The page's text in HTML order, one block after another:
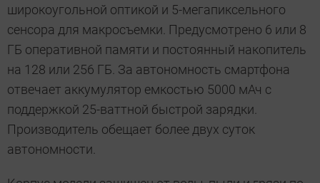
широкоугольной оптикой и 5-мегапиксельного
сенсора для макросъемки. Предусмотрено 6 или 8
ГБ оперативной памяти и постоянный накопитель
на 128 или 256 ГБ. За автономность смартфона
отвечает аккумулятор емкостью 5000 мАч с
поддержкой 25-ваттной быстрой зарядки.
Производитель обещает более двух суток
автономности.